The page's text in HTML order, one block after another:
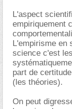
L'aspect
empiriquement
L'empirisme en
science c'est
part de
(les théories).
On peut